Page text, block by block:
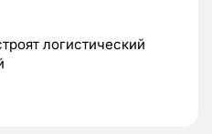
логистический